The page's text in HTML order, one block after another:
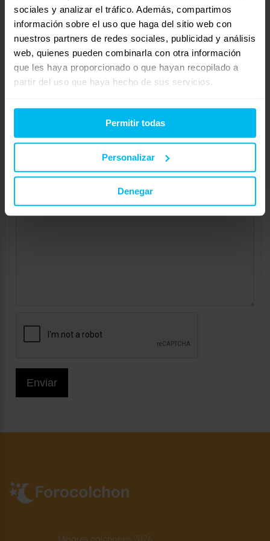
sociales y analizar el tráfico. Además, compartimos
información sobre el uso que haga del sitio web con
nuestros partners de redes sociales, publicidad y análisis
web, quienes pueden combinarla con otra información
que les haya proporcionado o que hayan recopilado a
partir del uso que haya hecho de sus servicios.
Permitir todas
Personalizar
Denegar
150X200
Tu información:
Nombre (obligatorio):
Correo electrónico (no se publicará) (obligatorio):
Enviar
Mejores colchones 2026